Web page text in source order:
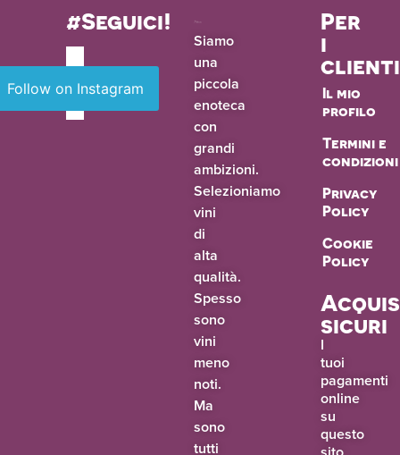
Siamo
una
piccola
enoteca
con
grandi
ambizioni.
Selezioniamo
vini
di
alta
qualità.
Spesso
sono
vini
meno
noti.
Ma
sono
tutti
Per
i
clienti
Il mio
profilo
Termini e
condizioni
Privacy
Policy
Cookie
Policy
sicuri
I
tuoi
pagamenti
online
su
questo
#Seguici!
Follow on Instagram